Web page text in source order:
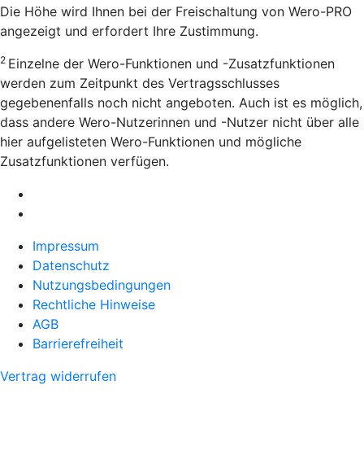
Die Höhe wird Ihnen bei der Freischaltung von Wero-PRO
angezeigt und erfordert Ihre Zustimmung.
2 Einzelne der Wero-Funktionen und -Zusatzfunktionen
werden zum Zeitpunkt des Vertragsschlusses
gegebenenfalls noch nicht angeboten. Auch ist es möglich,
dass andere Wero-Nutzerinnen und -Nutzer nicht über alle
hier aufgelisteten Wero-Funktionen und mögliche
Zusatzfunktionen verfügen.
Impressum
Datenschutz
Nutzungsbedingungen
Rechtliche Hinweise
AGB
Barrierefreiheit
Vertrag widerrufen